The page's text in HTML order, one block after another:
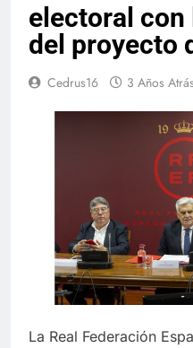
electoral
del proyecto
Cedrus16 3 Años Atrás
La Real Federación